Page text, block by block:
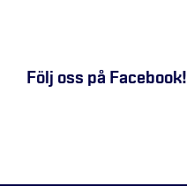
Följ oss på Facebook!